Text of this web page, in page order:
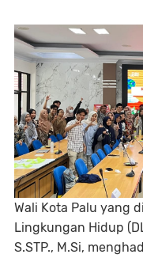
Wali Kota Palu yang
Lingkungan Hidup
S.STP., M.Si,